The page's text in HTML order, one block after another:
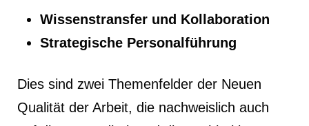
Wissenstransfer und Kollaboration
Strategische Personalführung
Dies sind zwei Themenfelder der Neuen
Qualität der Arbeit, die nachweislich auch